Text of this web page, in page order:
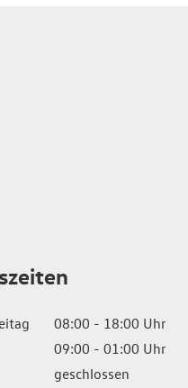
08:00 - 18:00 Uhr
09:00 - 01:00 Uhr
geschlossen